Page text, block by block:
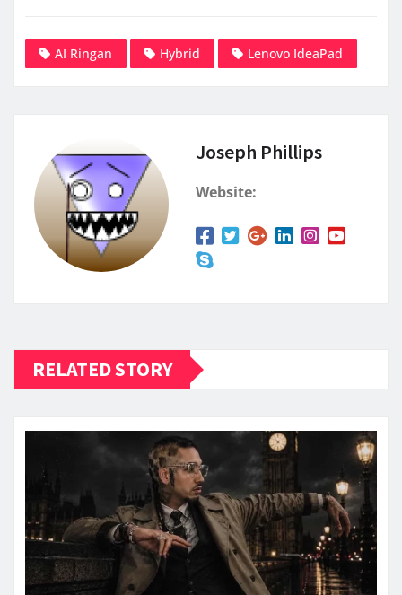
AI Ringan Hybrid Lenovo IdeaPad
Joseph Phillips
Website:
RELATED STORY